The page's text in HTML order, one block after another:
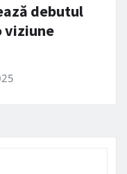
debutul
viziune